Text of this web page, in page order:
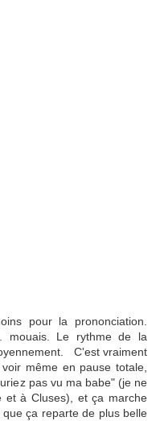
pour la prononciation.
mouais. Le rythme de la
C'est vraiment
même en pause totale,
pas vu ma babe" (je ne
et à Cluses), et ça marche
ça reparte de plus belle